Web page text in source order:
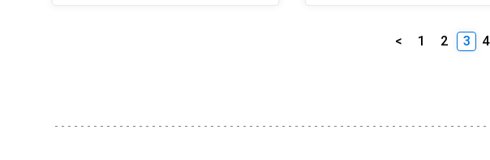
< 1 2 3 4